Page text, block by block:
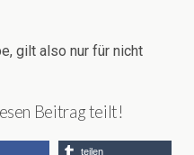
gilt also nur für nicht
Beitrag teilt!
teilen